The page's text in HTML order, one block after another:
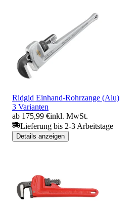
Ridgid Einhand-Rohrzange (Alu)
3 Varianten
ab 175,99 €inkl. MwSt.
Lieferung bis 2-3 Arbeitstage
Details anzeigen